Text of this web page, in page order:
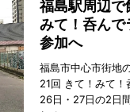
福島駅周辺で
みて！呑ん
参加へ
福島市中心市街地
21回 きて！みて
26日・27日の2日